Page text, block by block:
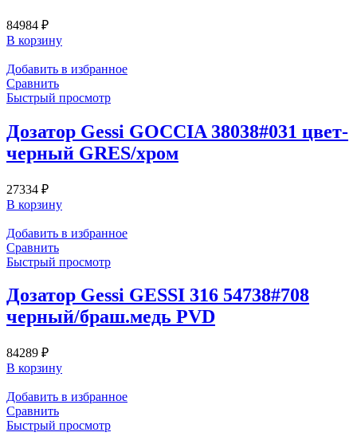
84984 ₽
В корзину
Добавить в избранное
Сравнить
Быстрый просмотр
Дозатор Gessi GOCCIA 38038#031 цвет-
черный GRES/хром
27334 ₽
В корзину
Добавить в избранное
Сравнить
Быстрый просмотр
Дозатор Gessi GESSI 316 54738#708
черный/браш.медь PVD
84289 ₽
В корзину
Добавить в избранное
Сравнить
Быстрый просмотр